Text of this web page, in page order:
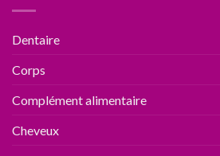
Dentaire
Corps
Complément alimentaire
Cheveux